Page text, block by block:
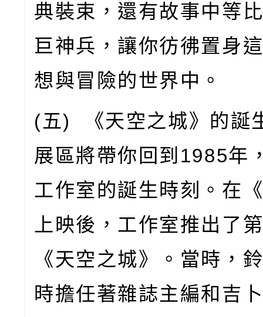
典裝束，還有故事中等
巨神兵，讓你彷彿置身
想與冒險的世界中。
(五)
《天空之城》的誕
展區將帶你回到 1985年
工作室的誕生時刻。在
上映後，工作室推出了
《天空之城》。當時，
時擔任著雜誌主編和吉